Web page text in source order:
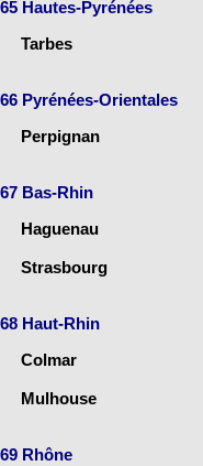
65 Hautes-Pyrénées
Tarbes
66 Pyrénées-Orientales
Perpignan
67 Bas-Rhin
Haguenau
Strasbourg
68 Haut-Rhin
Colmar
Mulhouse
69 Rhône